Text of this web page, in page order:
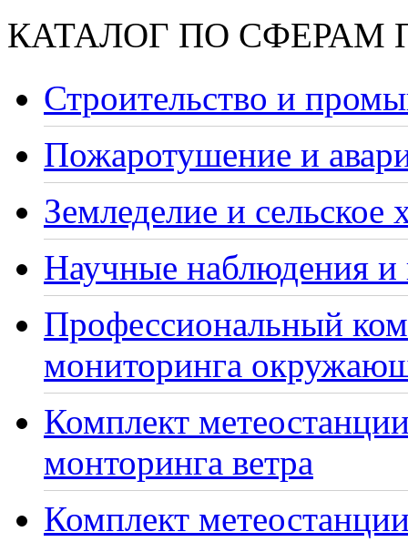
КАТАЛОГ ПО СФЕРАМ
Строительство и
Пожаротушение и
Земледелие и сельское
Научные наблюдения и
Профессиональный
мониторинга
Комплект
монторинга ветра
Комплект